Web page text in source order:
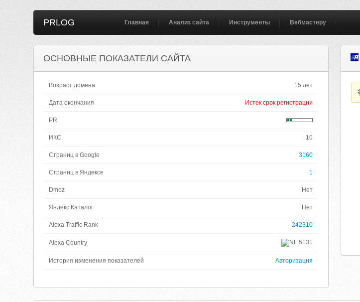
PRLOG Главная Анализ сайта Инструменты Вебмастеру
ОСНОВНЫЕ ПОКАЗАТЕЛИ САЙТА
Возраст домена 15 лет
Дата окончания Истек срок регистрации
PR
ИКС 10
Страниц в Google 3160
Страниц в Яндексе 1
Dmoz Нет
Яндекс Каталог Нет
Alexa Traffic Rank 242310
Alexa Country 5131
История изменения показателей Авторизация